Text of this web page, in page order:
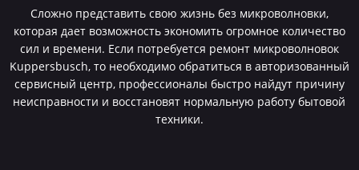
Сложно представить свою жизнь без микроволновки,
которая дает возможность экономить огромное количество
сил и времени. Если потребуется ремонт микроволновок
Kuppersbusch, то необходимо обратиться в авторизованный
сервисный центр, профессионалы быстро найдут причину
неисправности и восстановят нормальную работу бытовой
техники.